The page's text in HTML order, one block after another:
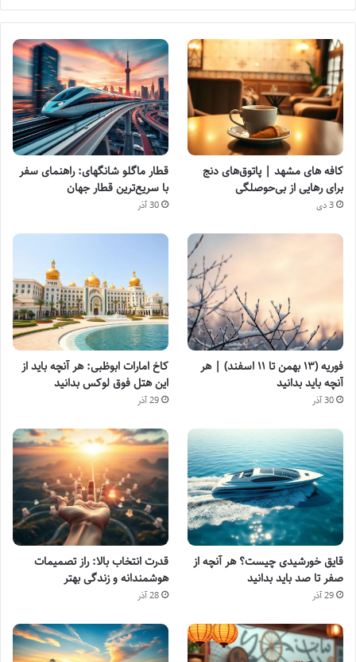
کافه های مشهد | پاتوق‌های دنج
برای رهایی از بی‌حوصلگی
3 دی
قطار ماگلو شانگهای: راهنمای سفر
با سریع‌ترین قطار جهان
30 آذر
فوریه (۱۳ بهمن تا ۱۱ اسفند) | هر
آنچه باید بدانید
30 آذر
کاخ امارات ابوظبی: هر آنچه باید از
این هتل فوق لوکس بدانید
29 آذر
قایق خورشیدی چیست؟ هر آنچه از
صفر تا صد باید بدانید
29 آذر
قدرت انتخاب بالا: راز تصمیمات
هوشمندانه و زندگی بهتر
28 آذر